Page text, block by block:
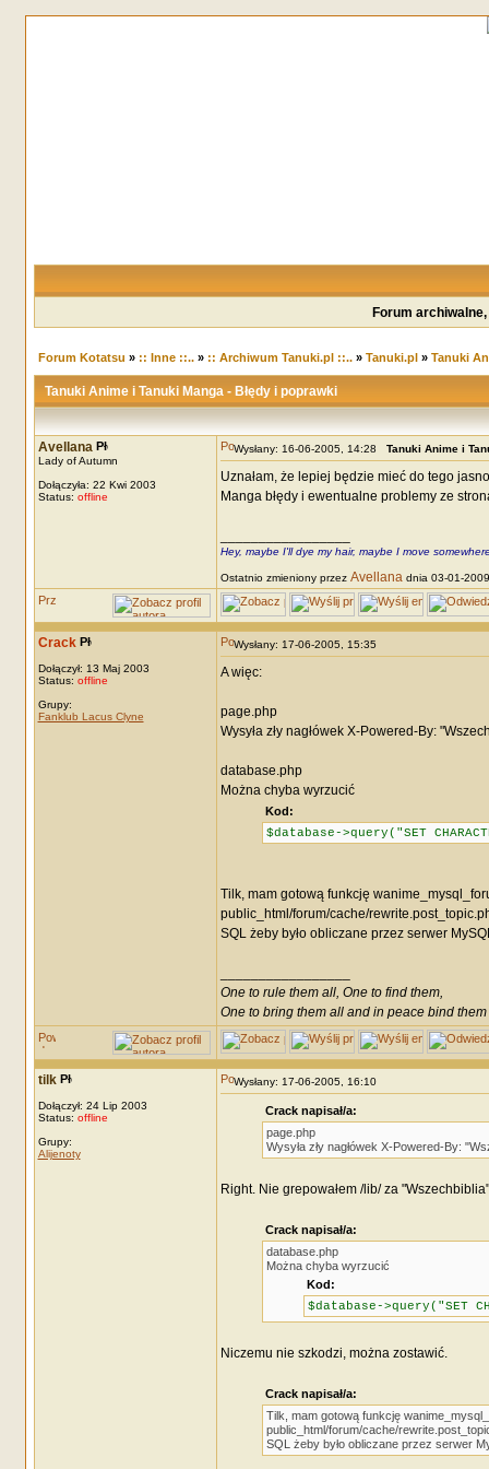
Forum
Forum Kotatsu » :: Inne ::..» :: Archiwum Tanuki.pl ::..» Tanuki.pl» Tanuki
Tanuki Anime i Tanuki Manga - Błędy i poprawki
Avellana
Lady of Autumn
Dołączyła: 22 Kwi 2003
Status: offline
Wysłany: 16-06-2005, 14:28 Tanuki Anime i
Uznałam, że lepiej będzie mieć do tego
Manga błędy i ewentualne problemy ze
Hey, maybe I'll dye my hair, maybe I move
Ostatnio zmieniony przez Avellana dnia 03-01-
Crack
Dołączył: 13 Maj 2003
Status: offline
Grupy:
Fanklub Lacus Clyne
Wysłany: 17-06-2005, 15:35
A więc:
page.php
Wysyła zły nagłówek X-Powered-By:
database.php
Można chyba wyrzucić
Kod:
$database->query("SET
Tilk, mam gotową funkcję
public_html/forum/cache/
SQL żeby było obliczane przez serwer
One to rule them all, One to find them,
One to bring them all and in peace bind them
tilk
Dołączył: 24 Lip 2003
Status: offline
Grupy:
Alijenoty
Wysłany: 17-06-2005, 16:10
Crack napisał/a:
page.php
Wysyła zły nagłówek X-Powered-By:
Right. Nie grepowałem /lib/ za
Crack napisał/a:
database.php
Można chyba wyrzucić
Kod:
$database->query("SET
Niczemu nie szkodzi, można zostawić.
Crack napisał/a:
Tilk, mam gotową funkcję
public_html/forum/cache/
SQL żeby było obliczane przez serwer